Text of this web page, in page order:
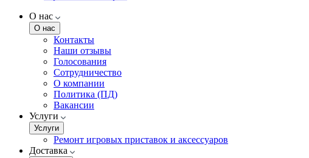
О нас
О нас
Контакты
Наши отзывы
Голосования
Сотрудничество
О компании
Политика (ПД)
Вакансии
Услуги
Услуги
Ремонт игровых приставок и аксессуаров
Доставка